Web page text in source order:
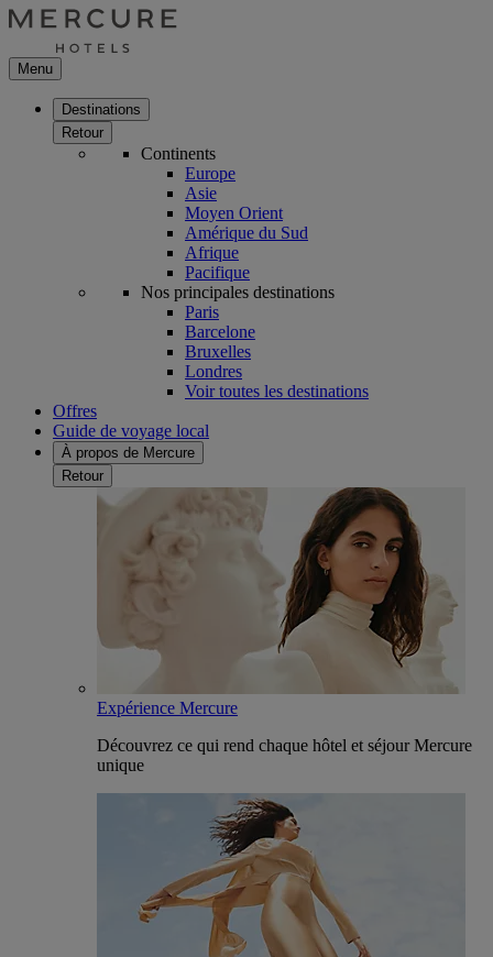
Menu
Destinations
Retour
Continents
Europe
Asie
Moyen Orient
Amérique du Sud
Afrique
Pacifique
Nos principales destinations
Paris
Barcelone
Bruxelles
Londres
Voir toutes les destinations
Offres
Guide de voyage local
À propos de Mercure
Retour
Expérience Mercure
Découvrez ce qui rend chaque hôtel et séjour Mercure
unique